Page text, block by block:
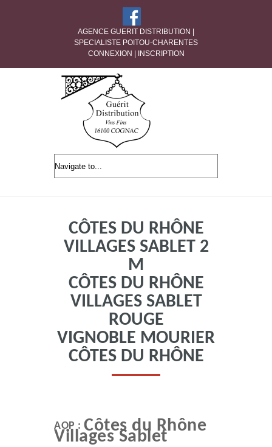
AGENCE GUERIT DISTRIBUTION |
SPECIALISTE POITOU-CHARENTES
CONNEXION
INSCRIPTION
CÔTES DU RHÔNE
VILLAGES SABLET 2
M
CÔTES DU RHÔNE
VILLAGES SABLET
ROUGE
VIGNOBLE MOURIER
CÔTES DU RHÔNE
AOP : Côtes du Rhône
Villages Sablet